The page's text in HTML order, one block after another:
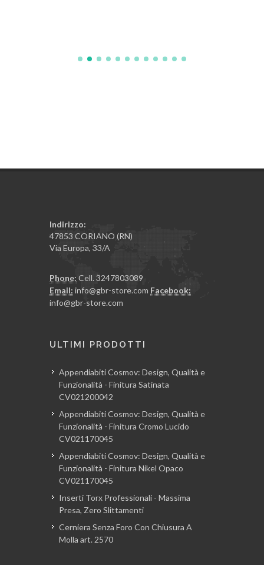
Indirizzo:
47853 CORIANO (RN)
Via Europa, 33/A
Phone: Cell. 3247803089
Email: info@gbr-store.com Facebook:
info@gbr-store.com
ULTIMI PRODOTTI
Appendiabiti Cosmov: Design, Qualità e
Funzionalità - Finitura Satinata
CV021200042
Appendiabiti Cosmov: Design, Qualità e
Funzionalità - Finitura Cromo Lucido
CV021170045
Appendiabiti Cosmov: Design, Qualità e
Funzionalità - Finitura Nikel Opaco
CV021170045
Inserti Torx Professionali - Massima
Presa, Zero Slittamenti
Cerniera Senza Foro Con Chiusura A
Molla art. 2570